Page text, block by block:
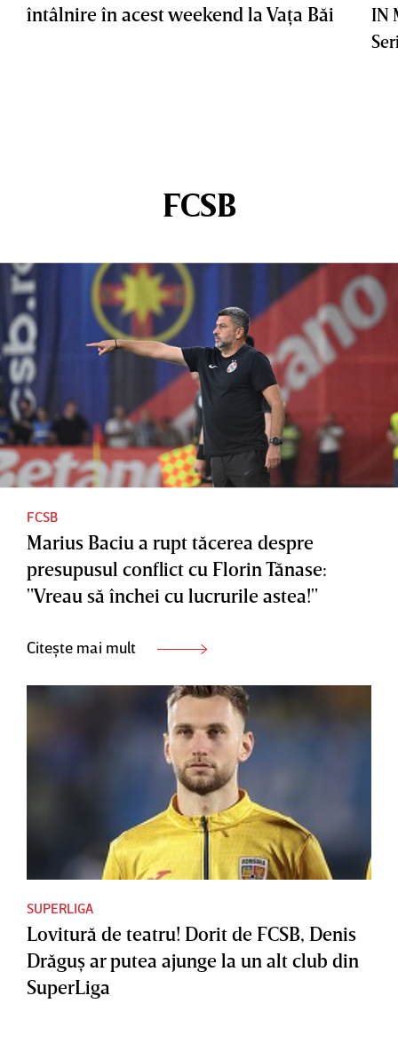
întâlnire în acest weekend la Vaţa Băi
IN
FCSB
FCSB
Marius Baciu a rupt tăcerea despre
presupusul conflict cu Florin Tănase:
"Vreau să închei cu lucrurile astea!"
Citește mai mult
SUPERLIGA
Lovitură de teatru! Dorit de FCSB, Denis
Drăguş ar putea ajunge la un alt club din
SuperLiga